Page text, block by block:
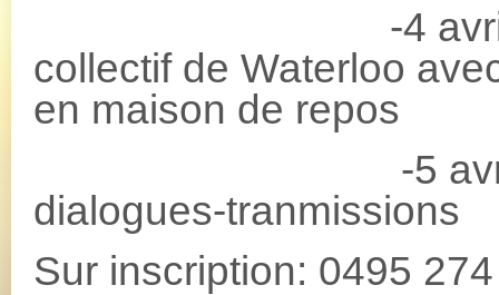
-4 avril:
collectif de Waterloo
en maison de repos
-5 avril:
dialogues-tranmissions
Sur inscription: 0495